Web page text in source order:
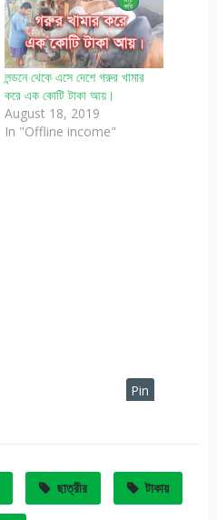
লন্ডনে থেকে এসে দেশে গরুর খামার
করে এক কোটি টাকা আয়।
August 18, 2019
In "Offline income"
Pin
ছাত্রীর টাকায়